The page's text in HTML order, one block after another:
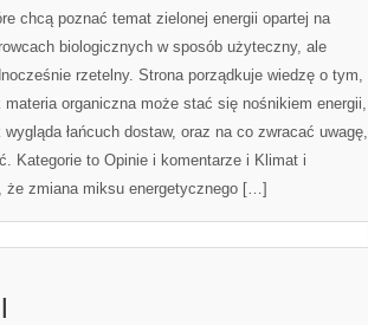
chcą poznać temat zielonej energii opartej na
biologicznych w sposób użyteczny, ale
rzetelny. Strona porządkuje wiedzę o tym,
materia organiczna może stać się nośnikiem energii,
wygląda łańcuch dostaw, oraz na co zwracać uwagę,
Kategorie to Opinie i komentarze i Klimat i
że zmiana miksu energetycznego […]